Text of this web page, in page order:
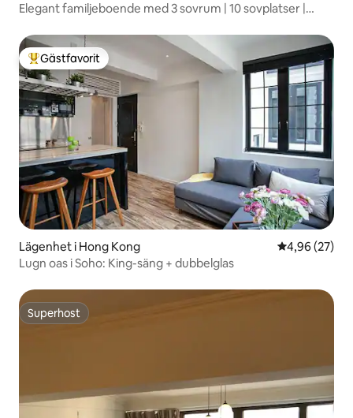
Elegant familjeboende med 3 sovrum | 10 sovplatser |
Populär gästfavorit
Gästfavorit
Lägenhet i Hong Kong 4,96 av 5 i
4,96 (27)
Lugn oas i Soho: King-säng + dubbelglas
Superhost
Superhost